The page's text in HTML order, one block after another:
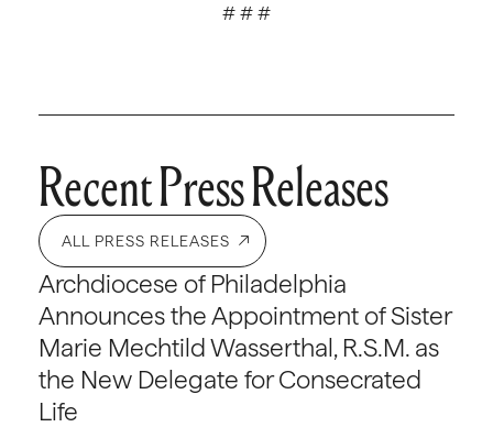
# # #
Recent Press Releases
ALL PRESS RELEASES
Archdiocese of Philadelphia
Announces the Appointment of Sister
Marie Mechtild Wasserthal, R.S.M. as
the New Delegate for Consecrated
Life